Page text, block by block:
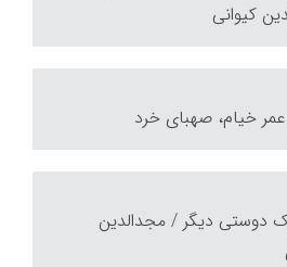
کیوانی
خیام، صهبای خرد
دوستی دیگر / مجدالدین